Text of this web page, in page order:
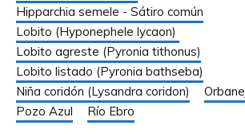
Hipparchia semele - Sátiro común
Lobito (Hyponephele lycaon)
Lobito agreste (Pyronia tithonus)
Lobito listado (Pyronia bathseba)
Niña coridón (Lysandra coridon)
Pozo Azul
Río Ebro